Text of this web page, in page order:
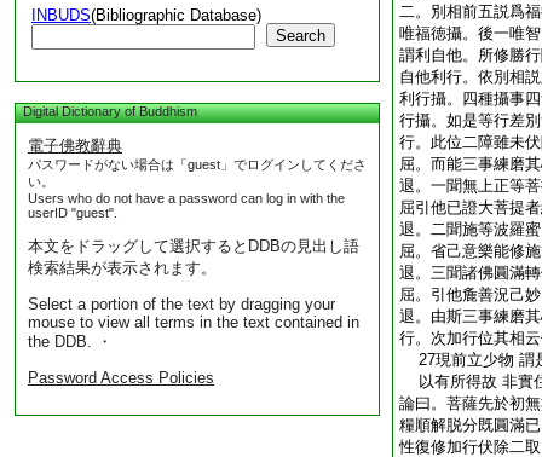
INBUDS(Bibliographic Database)
Search
Digital Dictionary of Buddhism
電子佛教辭典
パスワードがない場合は「guest」でログインしてくださ
い。
Users who do not have a password can log in with the
userID "guest".
本文をドラッグして選択するとDDBの見出し語
検索結果が表示されます。
Select a portion of the text by dragging your
mouse to view all terms in the text contained in
the DDB. ・
Password Access Policies
二。別相前五説爲
唯福徳攝。後一唯
謂利自他。所修勝
自他利行。依別相
利行攝。四種攝事
行攝。如是等行差
行。此位二障雖未
屈。而能三事練磨
退。一聞無上正等
屈引他已證大菩提
退。二聞施等波羅
屈。省己意樂能修
退。三聞諸佛圓滿
屈。引他麁善況己
退。由斯三事練磨
行。次加行位其相
27現前立少物 謂
以有所得故 非實
論曰。菩薩先於初
糧順解脱分既圓滿
性復修加行伏除二